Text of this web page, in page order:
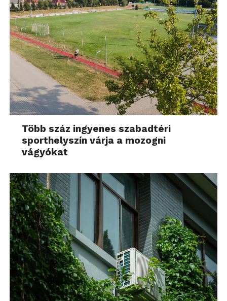
Több száz ingyenes szabadtéri
sporthelyszín várja a mozogni
vágyókat